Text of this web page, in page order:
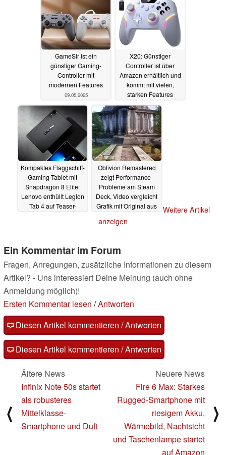
GameSir ist ein
günstiger Gaming-
Controller mit
modernen Features
09.05.2025
X20: Günstiger
Controller ist über
Amazon erhältlich und
kommt mit vielen,
starken Features
03.05.2025
Kompaktes Flaggschiff-
Gaming-Tablet mit
Snapdragon 8 Elite:
Lenovo enthüllt Legion
Tab 4 auf Teaser-
Oblivion Remastered
zeigt Performance-
Probleme am Steam
Deck, Video vergleicht
Grafik mit Original aus
Weitere Artikel
anzeigen
Ein Kommentar im Forum
Fragen, Anregungen, zusätzliche Informationen zu diesem
Artikel? - Uns interessiert Deine Meinung (auch ohne
Anmeldung möglich)!
Ersten Kommentar lesen /Antworten
Diesen Artikel kommentieren / Antworten
Diesen Artikel kommentieren / Antworten
⟨
Ältere News
Infinix Note 50s startet
als robusteres
Mittelklasse-
Smartphone und Duft
Neuere News
Fire 6 Max: Starkes
Rugged-Smartphone mit
riesigem Akku,
Wärmebild, Nachtsicht
und Taschenlampe startet
auf Amazon
⟩